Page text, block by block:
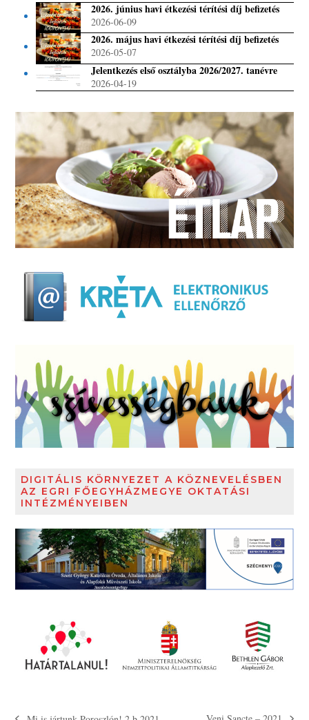
2026. június havi étkezési térítési díj befizetés
2026-06-09
2026. május havi étkezési térítési díj befizetés
2026-05-07
Jelentkezés első osztályba 2026/2027. tanévre
2026-04-19
DIGITÁLIS KÖRNYEZET A KÖZNEVELÉSBEN
AZ EGRI FŐEGYHÁZMEGYE OKTATÁSI
INTÉZMÉNYEIBEN